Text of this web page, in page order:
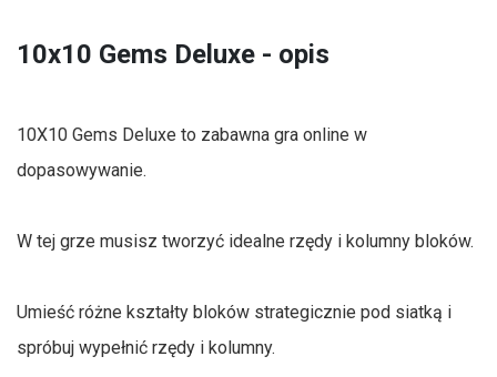
10x10 Gems Deluxe - opis
10X10 Gems Deluxe to zabawna gra online w
dopasowywanie.
W tej grze musisz tworzyć idealne rzędy i kolumny bloków.
Umieść różne kształty bloków strategicznie pod siatką i
spróbuj wypełnić rzędy i kolumny.